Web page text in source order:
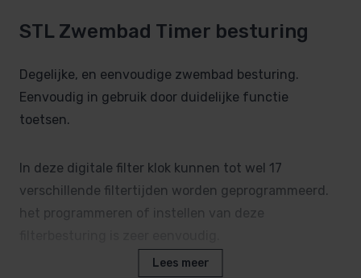
STL Zwembad Timer besturing
Degelijke, en eenvoudige zwembad besturing.
Eenvoudig in gebruik door duidelijke functie
toetsen.
In deze digitale filter klok kunnen tot wel 17
verschillende filtertijden worden geprogrammeerd.
het programmeren of instellen van deze
Lees meer